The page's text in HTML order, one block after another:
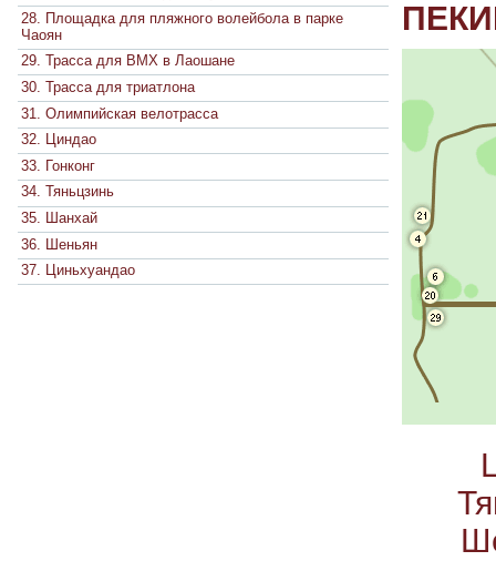
28. Площадка для пляжного волейбола в парке
Чаоян
29. Трасса для BMX в Лаошане
30. Трасса для триатлона
31. Олимпийская велотрасса
32. Циндао
33. Гонконг
34. Тяньцзинь
35. Шанхай
36. Шеньян
37. Циньхуандао